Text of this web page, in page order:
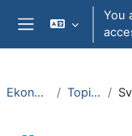
Skip to main content
You
EkonT000 Topic 23